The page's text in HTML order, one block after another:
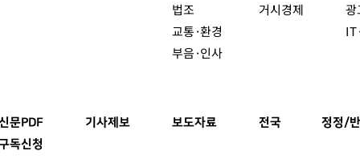
법조
교통·환경
부음·인사
거시경제
광
문PDF
독신청
기사제보 보도자료 전국 정정/